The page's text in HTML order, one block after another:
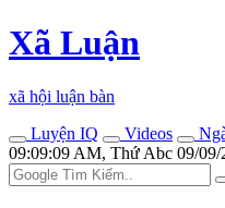
Xã Luận
xã hội luận bàn
Luyện IQ
Videos
09:09:09 AM, Thứ Abc 09/09/